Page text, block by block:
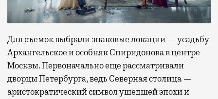
Для съемок выбрали знаковые локации — усадьбу
Архангельское и особняк Спиридонова в центре
Москвы. Первоначально еще рассматривали
дворцы Петербурга, ведь Северная столица —
аристократический символ ушедшей эпохи и